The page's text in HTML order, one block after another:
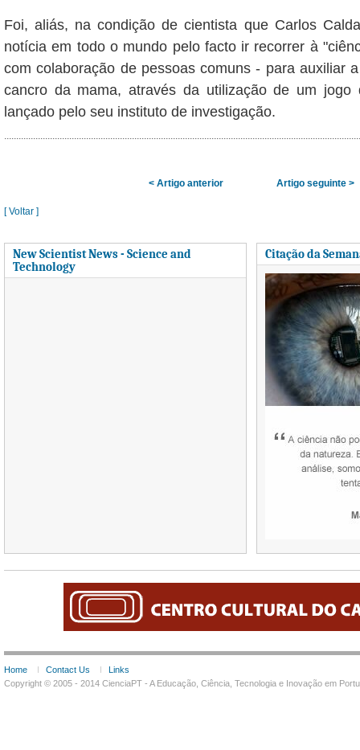
Foi, aliás, na condição de cientista que Carlos
notícia em todo o mundo pelo facto ir recorrer à
com colaboração de pessoas comuns - para auxiliar
cancro da mama, através da utilização de um jogo
lançado pelo seu instituto de investigação.
< Artigo anterior Artigo seguinte >
[ Voltar ]
New Scientist News - Science and
Technology
Citação da
Home Contact Us
Links
Copyright © 2005 - 2014 CienciaPT - A Educação, Ciência, Tecnologia e Inovação em